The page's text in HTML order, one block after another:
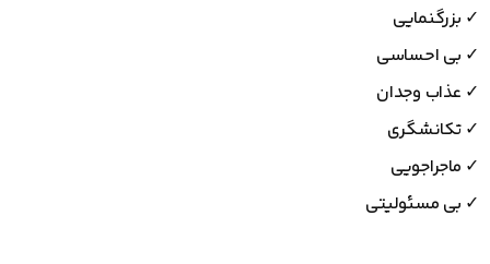
✓ بزرگنمایی
✓ بی احساسی
✓ عذاب وجدان
✓ تکانشگری
✓ ماجراجویی
✓ بی مسئولیتی